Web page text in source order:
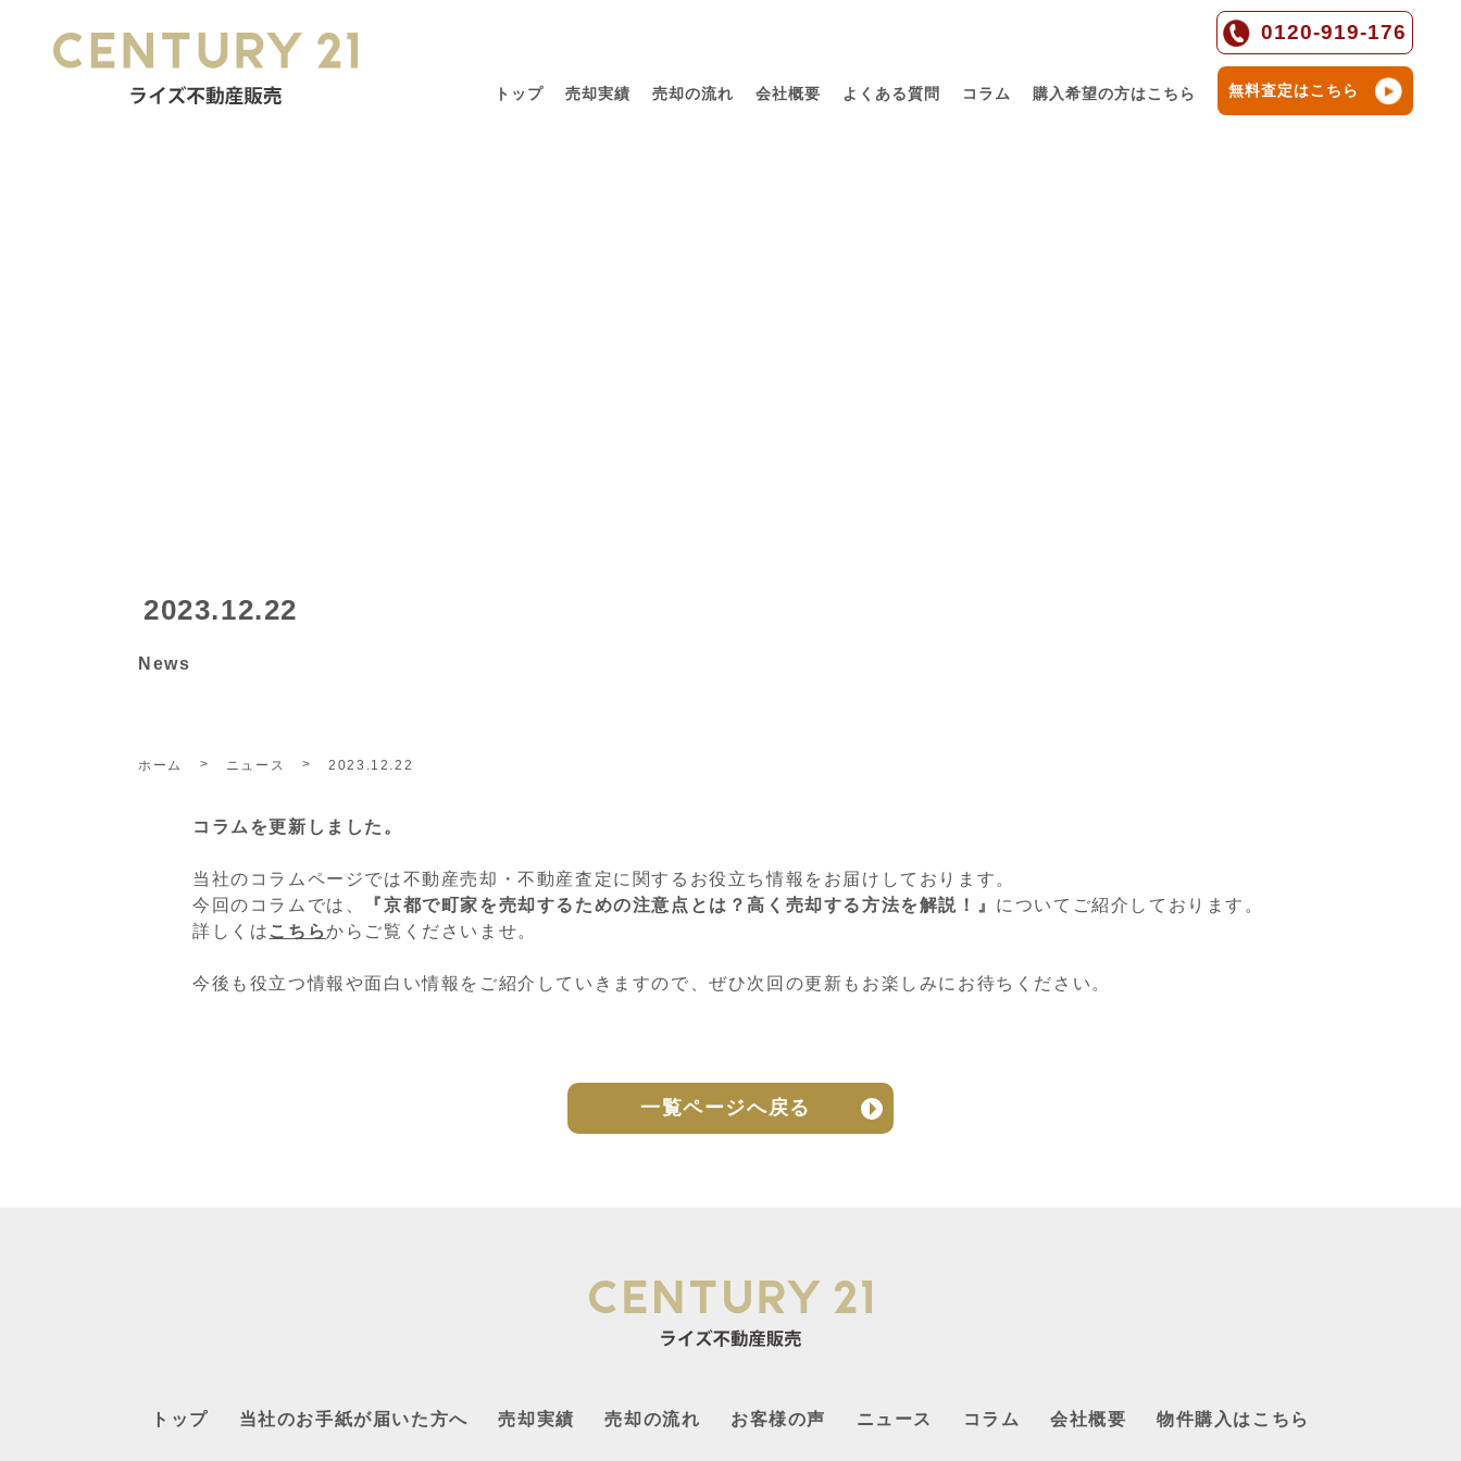
0120-919-176
トップ 売却実績 売却の流れ 会社概要 よくある質問 コラム 購入希望の方はこちら 無料査定はこちら
2023.12.22
News
ホーム ニュース 2023.12.22
コラムを更新しました。
当社のコラムページでは不動産売却・不動産査定に関するお役立ち情報をお届けしております。
今回のコラムでは、
『京都で町家を売却するための注意点とは？高く売却する方法を解説！』 についてご紹介しております。
詳しくは こちらからご覧くださいませ。
今後も役立つ情報や面白い情報をご紹介していきますので、ぜひ次回の更新もお楽しみにお待ちください。
一覧ページへ戻る
トップ 当社のお手紙が届いた方へ 売却実績 売却の流れ お客様の声 ニュース コラム 会社概要 物件購入はこちら